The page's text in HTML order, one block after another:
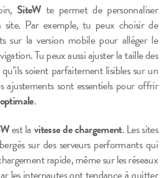
SiteWte permet de personnaliser
site. Par exemple, tu peux choisir de
sur la version mobile pour alléger le
Tu peux aussi ajuster la taille des
soient parfaitement lisibles sur un
ajustements sont essentiels pour offrir
.
est lavitesse de chargement. Les sites
sur des serveurs performants qui
rapide, même sur les réseaux
les internautes ont tendance à quitter